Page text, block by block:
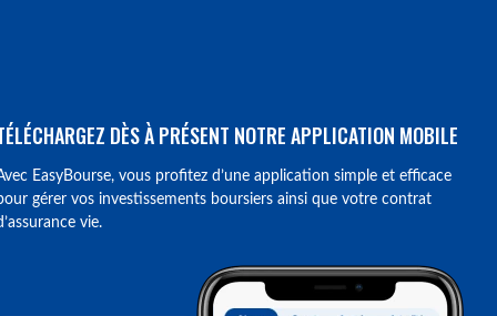
DÈS À PRÉSENT NOTRE APPLICATION MOBILE
EasyBourse, vous profitez d’une application simple et efficace
gérer vos investissements boursiers ainsi que votre contrat
vie.